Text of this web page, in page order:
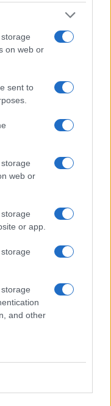
on web or
sent to
web or
or app.
and other
a Rebbe